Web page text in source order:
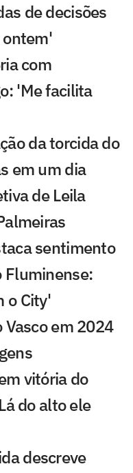
de decisões
ontem'
com
'Me facilita
da torcida do
em um dia
de Leila
sentimento
Fluminense:
o City'
em 2024
vitória do
do alto ele
descreve